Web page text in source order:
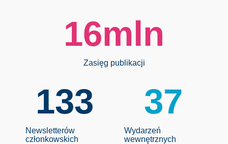
Zasięg publikacji
16mln
Newsletterów
członkowskich
133
Wydarzeń
wewnętrznych
37